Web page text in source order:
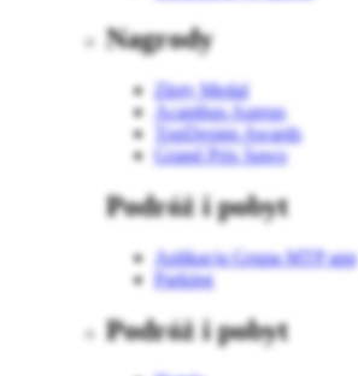
Nagrody
Złoty Medal
Acanthus Aureus
TopDesign Awards
Grand Prix Sawo
Podróż i pobyt
Aplikacja Grupa MTP app
Parking
Podróż i pobyt